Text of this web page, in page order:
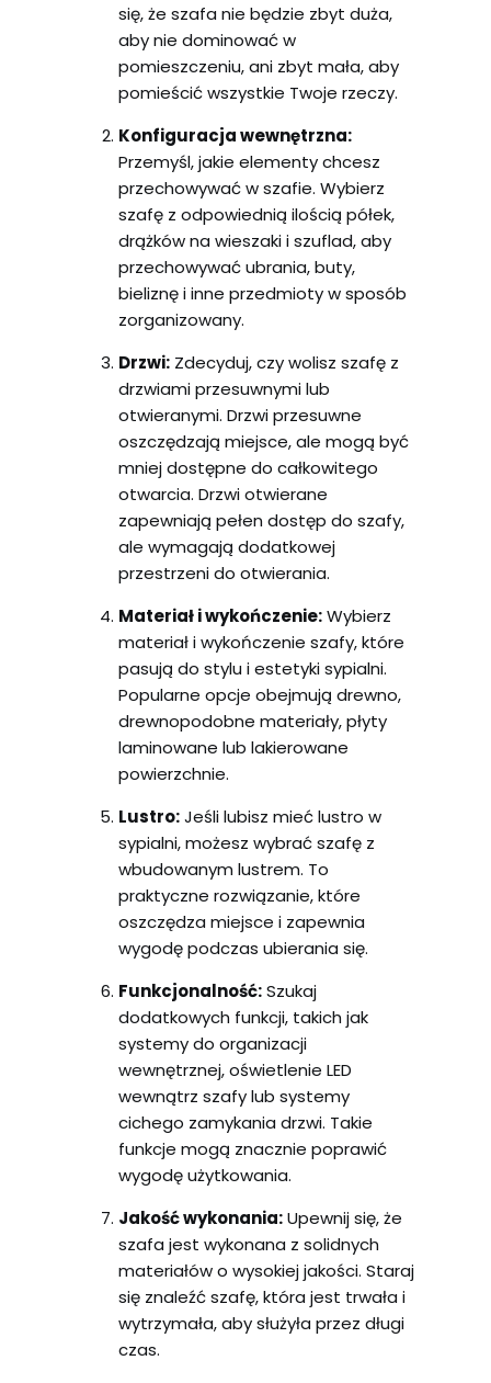
się, że szafa nie będzie zbyt duża,
aby nie dominować w
pomieszczeniu, ani zbyt mała, aby
pomieścić wszystkie Twoje rzeczy.
Konfiguracja wewnętrzna:
Przemyśl, jakie elementy chcesz
przechowywać w szafie. Wybierz
szafę z odpowiednią ilością półek,
drążków na wieszaki i szuflad, aby
przechowywać ubrania, buty,
bieliznę i inne przedmioty w sposób
zorganizowany.
Drzwi: Zdecyduj, czy wolisz szafę z
drzwiami przesuwnymi lub
otwieranymi. Drzwi przesuwne
oszczędzają miejsce, ale mogą być
mniej dostępne do całkowitego
otwarcia. Drzwi otwierane
zapewniają pełen dostęp do szafy,
ale wymagają dodatkowej
przestrzeni do otwierania.
Materiał i wykończenie:Wybierz
materiał i wykończenie szafy, które
pasują do stylu i estetyki sypialni.
Popularne opcje obejmują drewno,
drewnopodobne materiały, płyty
laminowane lub lakierowane
powierzchnie.
Lustro:Jeśli lubisz mieć lustro w
sypialni, możesz wybrać szafę z
wbudowanym lustrem. To
praktyczne rozwiązanie, które
oszczędza miejsce i zapewnia
wygodę podczas ubierania się.
Funkcjonalność:Szukaj
dodatkowych funkcji, takich jak
systemy do organizacji
wewnętrznej, oświetlenie LED
wewnątrz szafy lub systemy
cichego zamykania drzwi. Takie
funkcje mogą znacznie poprawić
wygodę użytkowania.
Jakość wykonania:Upewnij się, że
szafa jest wykonana z solidnych
materiałów o wysokiej jakości. Staraj
się znaleźć szafę, która jest trwała i
wytrzymała, aby służyła przez długi
czas.